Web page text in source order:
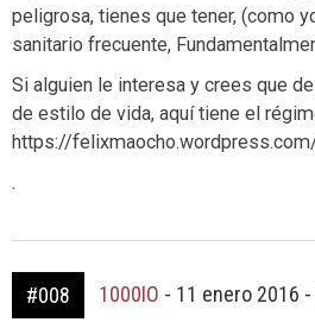
peligrosa, tienes que tener, (como
sanitario frecuente,
Si alguien le interesa y crees que
de estilo de vida, aquí tiene el
https://
.
#008 1000IO - 11 enero 2016